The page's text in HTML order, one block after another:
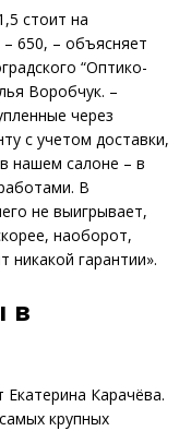
стоит на
– 650, – объясняет
“Оптико-
Воробчук. –
через
с учетом доставки,
нашем салоне – в
В
не выигрывает,
наоборот,
никакой гарантии».
в
Екатерина Карачёва.
крупных